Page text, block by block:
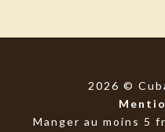
2026 ©
Manger au moins 5